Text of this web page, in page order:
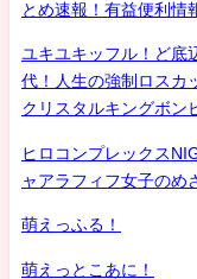
とめ速報！有益便利
ユキユキッフル！ど底
代！人生の強制ロスカ
クリスタルキングボン
ヒロコンプレックス
ャアラフィフ女子のめ
萌えっふる！
萌えっとこあに！